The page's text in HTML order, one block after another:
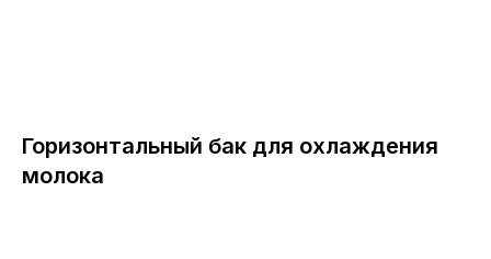
Горизонтальный бак для охлаждения
молока